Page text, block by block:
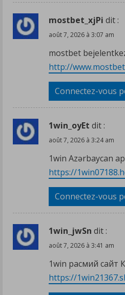
mostbet_xjPi dit :
août 7, 2026 à 3:07 am
mostbet
http://
Connectez-vous
1win_oyEt dit :
août 7, 2026 à 3:24 am
1win Azərbaycan
https://
Connectez-vous
1win_jwSn dit :
août 7, 2026 à 3:41 am
1win расмий сайт
https://